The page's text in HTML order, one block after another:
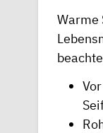
Warme